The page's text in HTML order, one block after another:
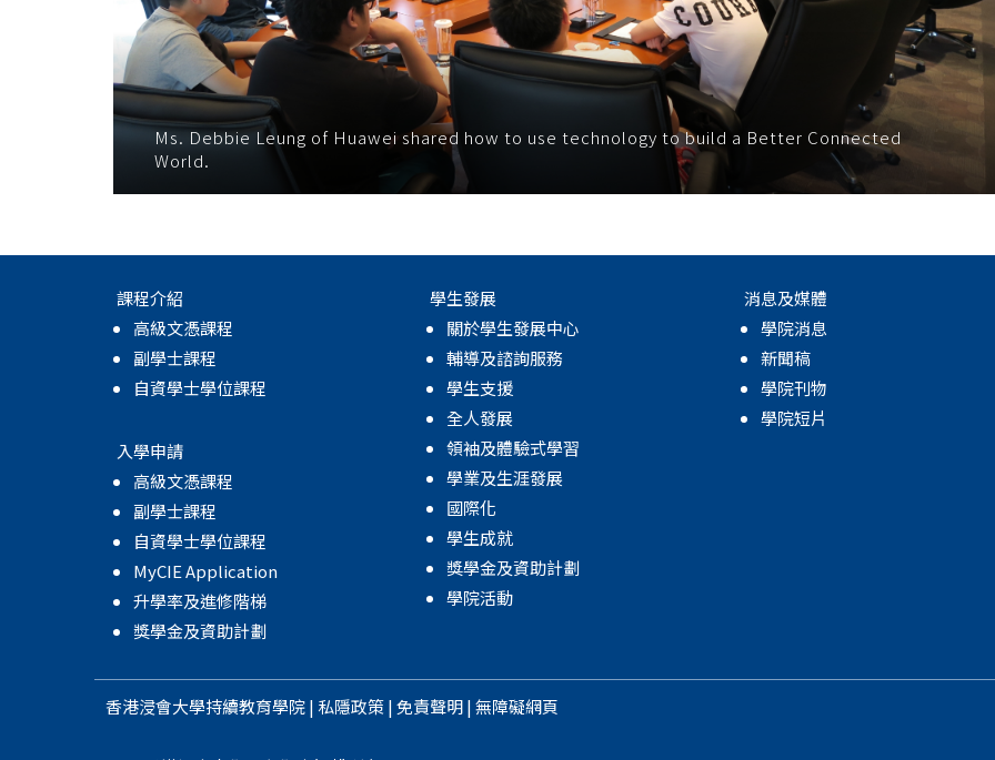
Ms. Debbie Leung of Huawei shared how to use technology to build a Better Connected
World.
課程介紹
高級文憑課程
副學士課程
自資學士學位課程
入學申請
高級文憑課程
副學士課程
自資學士學位課程
MyCIE Application
升學率及進修階梯
獎學金及資助計劃
學生發展
關於學生發展中心
輔導及諮詢服務
學生支援
全人發展
領袖及體驗式學習
學業及生涯發展
國際化
學生成就
獎學金及資助計劃
學院活動
消息及媒體
學院消息
新聞稿
學院刊物
學院短片
香港浸會大學持續教育學院| 私隱政策|免責聲明|無障礙網頁